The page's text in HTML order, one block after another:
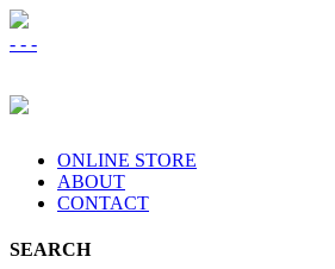
- - -
ONLINE STORE
ABOUT
CONTACT
SEARCH